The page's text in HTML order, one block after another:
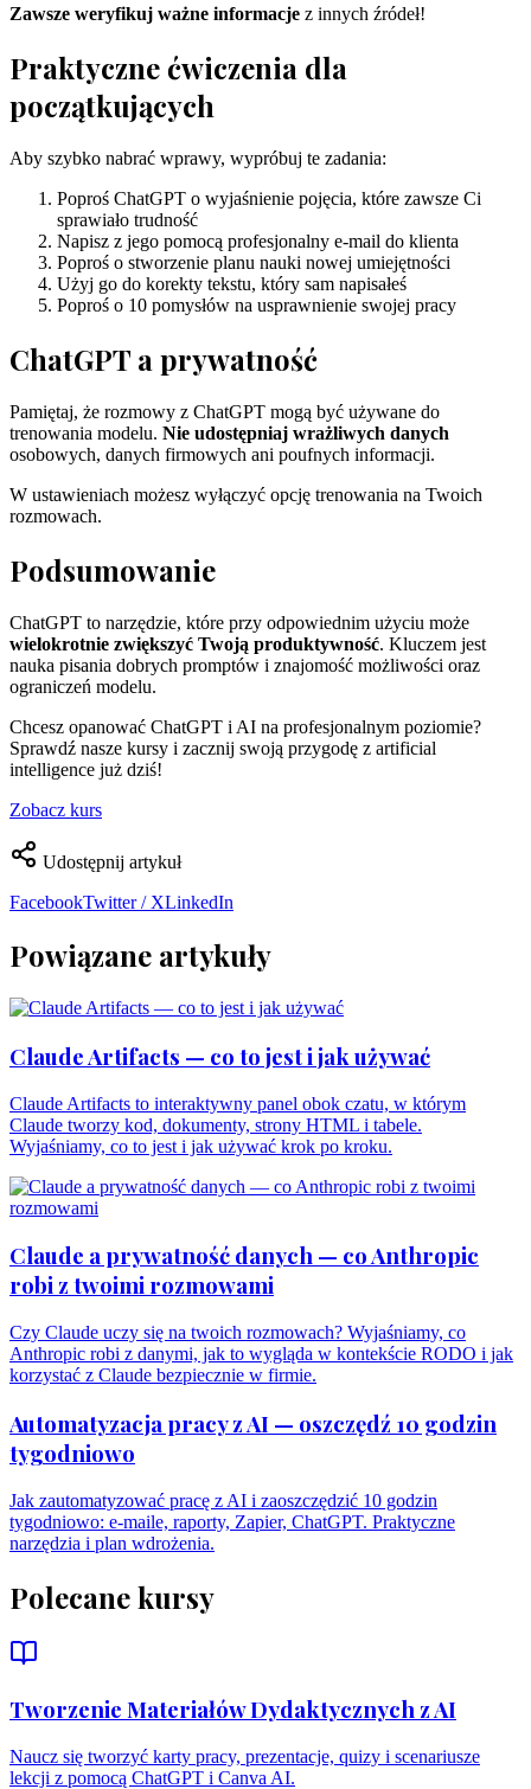
Zawsze weryfikuj ważne informacje z innych źródeł!
Praktyczne ćwiczenia dla
początkujących
Aby szybko nabrać wprawy, wypróbuj te zadania:
Poproś ChatGPT o wyjaśnienie pojęcia, które zawsze Ci
sprawiało trudność
Napisz z jego pomocą profesjonalny e-mail do klienta
Poproś o stworzenie planu nauki nowej umiejętności
Użyj go do korekty tekstu, który sam napisałeś
Poproś o 10 pomysłów na usprawnienie swojej pracy
ChatGPT a prywatność
Pamiętaj, że rozmowy z ChatGPT mogą być używane do
trenowania modelu. Nie udostępniaj wrażliwych danych
osobowych, danych firmowych ani poufnych informacji.
W ustawieniach możesz wyłączyć opcję trenowania na Twoich
rozmowach.
Podsumowanie
ChatGPT to narzędzie, które przy odpowiednim użyciu może
wielokrotnie zwiększyć Twoją produktywność. Kluczem jest
nauka pisania dobrych promptów i znajomość możliwości oraz
ograniczeń modelu.
Chcesz opanować ChatGPT i AI na profesjonalnym poziomie?
Sprawdź nasze kursy i zacznij swoją przygodę z artificial
intelligence już dziś!
Zobacz kurs
Udostępnij artykuł
FacebookTwitter / XLinkedIn
Powiązane artykuły
Claude Artifacts — co to jest i jak używać
Claude Artifacts to interaktywny panel obok czatu, w którym
Claude tworzy kod, dokumenty, strony HTML i tabele.
Wyjaśniamy, co to jest i jak używać krok po kroku.
Claude a prywatność danych — co Anthropic
robi z twoimi rozmowami
Czy Claude uczy się na twoich rozmowach? Wyjaśniamy, co
Anthropic robi z danymi, jak to wygląda w kontekście RODO i jak
korzystać z Claude bezpiecznie w firmie.
Automatyzacja pracy z AI — oszczędź 10 godzin
tygodniowo
Jak zautomatyzować pracę z AI i zaoszczędzić 10 godzin
tygodniowo: e-maile, raporty, Zapier, ChatGPT. Praktyczne
narzędzia i plan wdrożenia.
Polecane kursy
Tworzenie Materiałów Dydaktycznych z AI
Naucz się tworzyć karty pracy, prezentacje, quizy i scenariusze
lekcji z pomocą ChatGPT i Canva AI.